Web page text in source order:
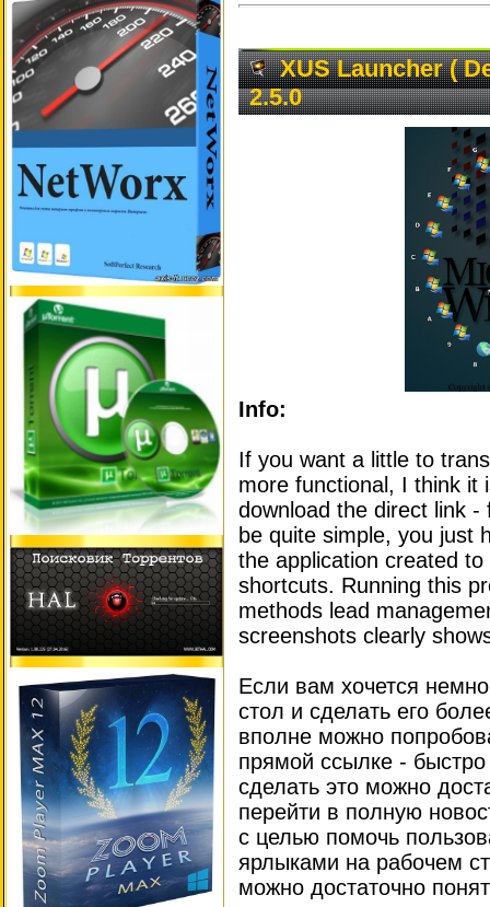
XUS Launcher (
2.5.0
Info:
If you want a little to
more functional, I think it
download the direct link
be quite simple, you just
the application created
shortcuts. Running this
methods lead
screenshots clearly
Если вам хочется
стол и сделать его
вполне можно
прямой ссылке -
сделать это можно
перейти в полную
с целью помочь
ярлыками на рабочем
можно достаточно